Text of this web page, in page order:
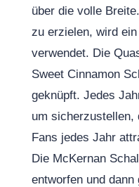
über die volle
zu erzielen, wird
verwendet. Die
Sweet Cinnamon
geknüpft. Jedes
um sicherzustellen,
Fans jedes Jahr
Die McKernan
entworfen und